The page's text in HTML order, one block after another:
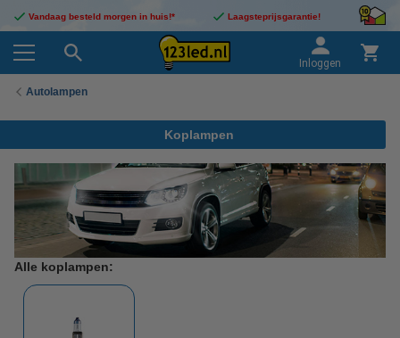
Vandaag besteld morgen in huis!* Laagsteprijsgarantie!
Inloggen
Autolampen
Koplampen
Alle koplampen: